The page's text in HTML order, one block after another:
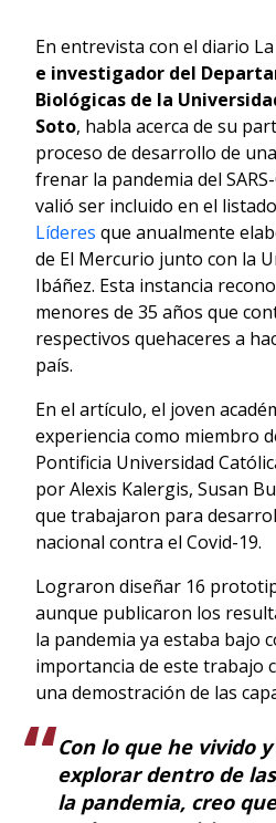
En entrevista con el diario
e investigador del
Biológicas de la
Soto, habla acerca de su
proceso de desarrollo de
frenar la pandemia del
valió ser incluido en el
Líderes que anualmente
de El Mercurio junto con la
Ibáñez. Esta instancia
menores de 35 años que
respectivos quehaceres a
país.
En el artículo, el joven
experiencia como miembro
Pontificia Universidad
por Alexis Kalergis, Susan
que trabajaron para
nacional contra el Covid-19.
Lograron diseñar 16
aunque publicaron los
la pandemia ya estaba bajo
importancia de este trabajo
una demostración de las
Con lo que he vivido
explorar dentro de
la pandemia, creo